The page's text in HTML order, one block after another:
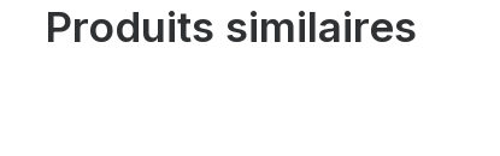
Produits similaires